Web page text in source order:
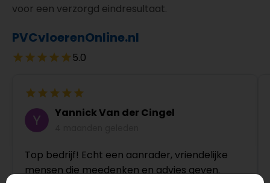
voor een verzorgd eindresultaat.
PVCvloerenOnline.nl
5.0
Yannick Van der Cingel
Top bedrijf! Echt een aanrader, vriendelijke
mensen die meedenken en advies geven.